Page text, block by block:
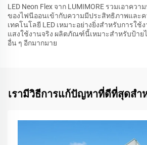
LED Neon Flex จาก LUMIMORE รวมเอาค
ของไฟนีออนเข้ากับความมีประสิทธิภาพและ
เทคโนโลยี LED เหมาะอย่างยิ่งสำหรับการใช้
แสงใช้งานจริง ผลิตภัณฑ์นี้เหมาะสำหรับป้าย
อื่น ๆ อีกมากมาย
เรามีวิธีการแก้ปัญหาที่ดีที่สุดส